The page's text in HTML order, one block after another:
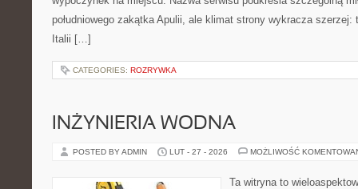
południowego zakątka Apulii, ale klimat strony wykracza szerzej:
Italii […]
CATEGORIES: ROZRYWKA
INŻYNIERIA WODNA
POSTED BY ADMIN LUT - 27 - 2026 MOŻLIWOŚĆ
Ta witryna to